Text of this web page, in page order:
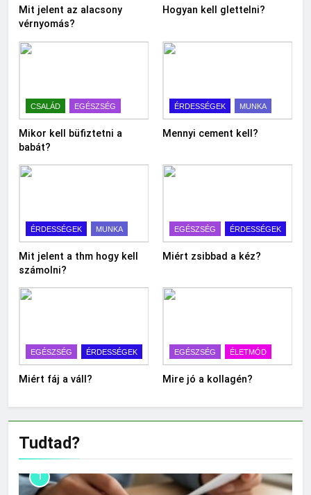
Mit jelent az alacsony
vérnyomás?
Hogyan kell glettelni?
CSALÁD EGÉSZSÉG
Mikor kell büfiztetni a
babát?
ÉRDESSÉGEK MUNKA
Mennyi cement kell?
ÉRDESSÉGEK MUNKA
Mit jelent a thm hogy kell
számolni?
EGÉSZSÉG ÉRDESSÉGEK
Miért zsibbad a kéz?
EGÉSZSÉG ÉRDESSÉGEK
Miért fáj a váll?
EGÉSZSÉG ÉLETMÓD
Mire jó a kollagén?
Tudtad?
1